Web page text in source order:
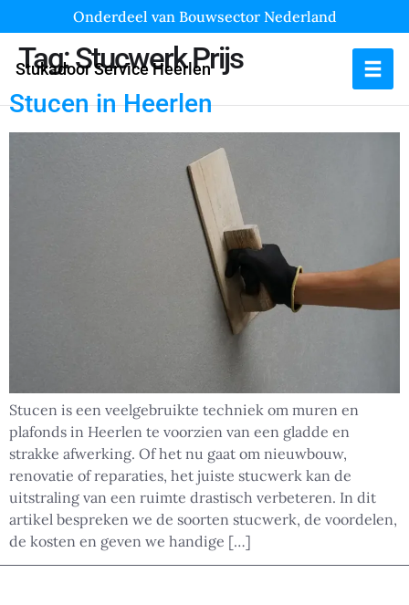
Onderdeel van Bouwsector Nederland
Stukadoor Service Heerlen
Tag:Stucwerk Prijs
Stucen in Heerlen
Stucen is een veelgebruikte techniek om muren en
plafonds in Heerlen te voorzien van een gladde en
strakke afwerking. Of het nu gaat om nieuwbouw,
renovatie of reparaties, het juiste stucwerk kan de
uitstraling van een ruimte drastisch verbeteren. In dit
artikel bespreken we de soorten stucwerk, de voordelen,
de kosten en geven we handige […]